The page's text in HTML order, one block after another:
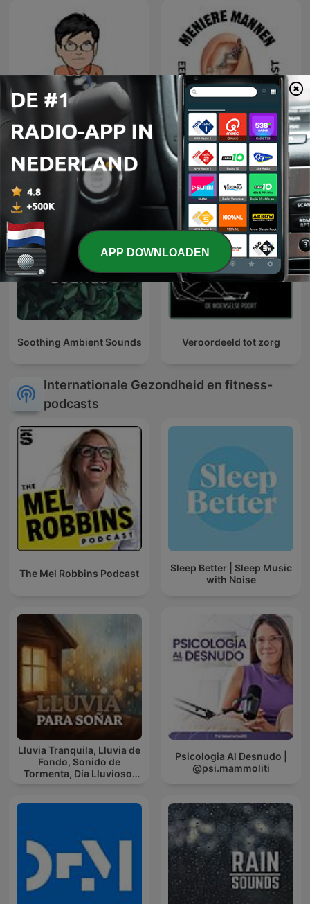
ปลดล็อกกับหมอเวช
Meniere Mannen, een
duizelingwekkende
podcast
Soothing Ambient Sounds Veroordeeld tot zorg
Internationale Gezondheid en fitness-
podcasts
The Mel Robbins Podcast
Sleep Better | Sleep Music
with Noise
Lluvia Tranquila, Lluvia de
Fondo, Sonido de
Tormenta, Día Lluvioso,
Psicologia Al Desnudo |
@psi.mammoliti
APP DOWNLOADEN